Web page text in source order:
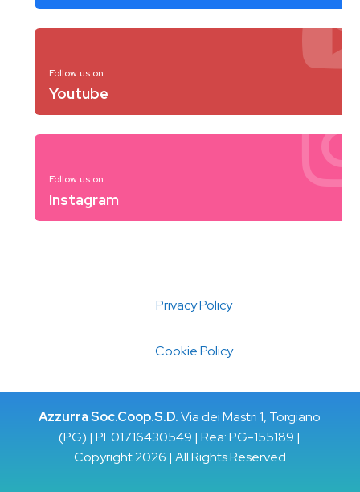
Follow us on
Youtube
Follow us on
Instagram
Privacy Policy
Cookie Policy
Azzurra Soc.Coop.S.D.Via dei Mastri 1, Torgiano
(PG) | P.I. 01716430549 | Rea: PG-155189 |
Copyright 2026 | All Rights Reserved